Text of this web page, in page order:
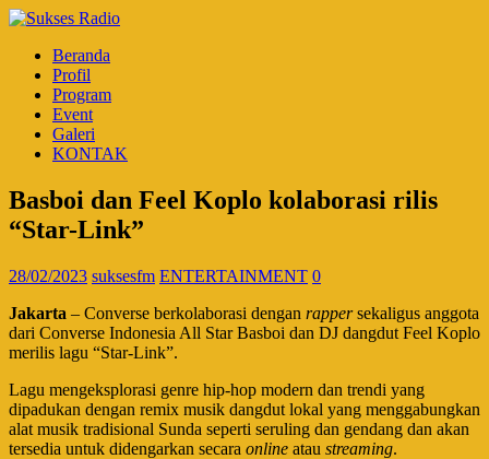
Beranda
Profil
Program
Event
Galeri
KONTAK
Basboi dan Feel Koplo kolaborasi rilis
“Star-Link”
28/02/2023 suksesfm ENTERTAINMENT 0
Jakarta – Converse berkolaborasi dengan rappersekaligus anggota
dari Converse Indonesia All Star Basboi dan DJ dangdut Feel Koplo
merilis lagu “Star-Link”.
Lagu mengeksplorasi genre hip-hop modern dan trendi yang
dipadukan dengan remix musik dangdut lokal yang menggabungkan
alat musik tradisional Sunda seperti seruling dan gendang dan akan
tersedia untuk didengarkan secara online atau streaming.